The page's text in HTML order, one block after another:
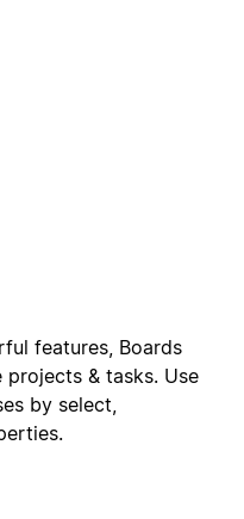
features, Boards
& tasks. Use
by select,